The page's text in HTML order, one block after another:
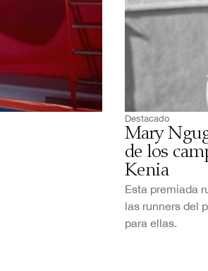
Destacado
Mary
de los
Kenia
Esta premiada
las runners del
para ellas.